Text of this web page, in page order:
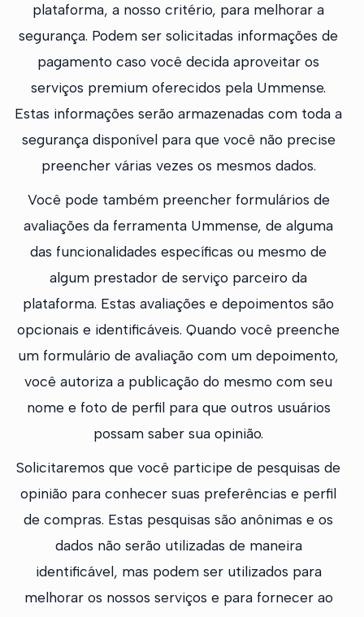
plataforma, a nosso critério, para melhorar a
segurança. Podem ser solicitadas informações de
pagamento caso você decida aproveitar os
serviços premium oferecidos pela Ummense.
Estas informações serão armazenadas com toda a
segurança disponível para que você não precise
preencher várias vezes os mesmos dados.
Você pode também preencher formulários de
avaliações da ferramenta Ummense, de alguma
das funcionalidades específicas ou mesmo de
algum prestador de serviço parceiro da
plataforma. Estas avaliações e depoimentos são
opcionais e identificáveis. Quando você preenche
um formulário de avaliação com um depoimento,
você autoriza a publicação do mesmo com seu
nome e foto de perfil para que outros usuários
possam saber sua opinião.
Solicitaremos que você participe de pesquisas de
opinião para conhecer suas preferências e perfil
de compras. Estas pesquisas são anônimas e os
dados não serão utilizadas de maneira
identificável, mas podem ser utilizados para
melhorar os nossos serviços e para fornecer ao